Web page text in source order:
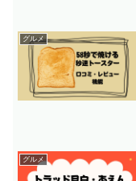
グルメ
グルメ